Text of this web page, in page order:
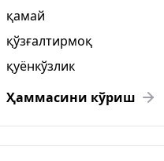
қамай
қўзғалтирмоқ
қуёнкўзлик
Ҳаммасини кўриш